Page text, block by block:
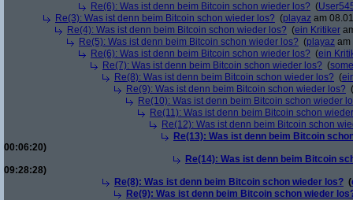
Re(6): Was ist denn beim Bitcoin schon wieder los? (
Re(3): Was ist denn beim Bitcoin schon wieder los? (playaz am
Re(4): Was ist denn beim Bitcoin schon wieder los? (ein Kritiker
Re(5): Was ist denn beim Bitcoin schon wieder los? (playaz am
Re(6): Was ist denn beim Bitcoin schon wieder los? (ein
Re(7): Was ist denn beim Bitcoin schon wieder los? (
Re(8): Was ist denn beim Bitcoin schon wieder los? (
Re(9): Was ist denn beim Bitcoin schon wieder los? (
Re(10): Was ist denn beim Bitcoin schon wieder
Re(11): Was ist denn beim Bitcoin schon
Re(12): Was ist denn beim Bitcoin schon
Re(13): Was ist denn beim Bitcoin
00:06:20)
Re(14): Was ist denn beim Bitcoin
09:28:28)
Re(8): Was ist denn beim Bitcoin schon wieder los? (
Re(9): Was ist denn beim Bitcoin schon wieder